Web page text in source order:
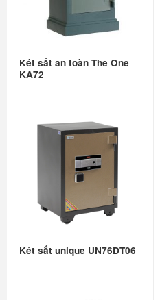
Két sắt an toàn The One
KA72
Két sắt unique UN76DT06